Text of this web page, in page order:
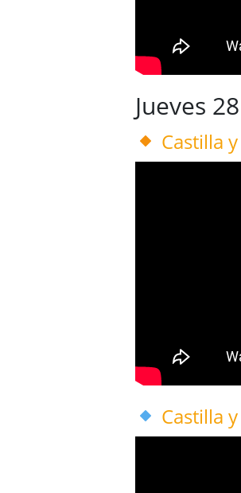
Jueves
Castilla
Castilla